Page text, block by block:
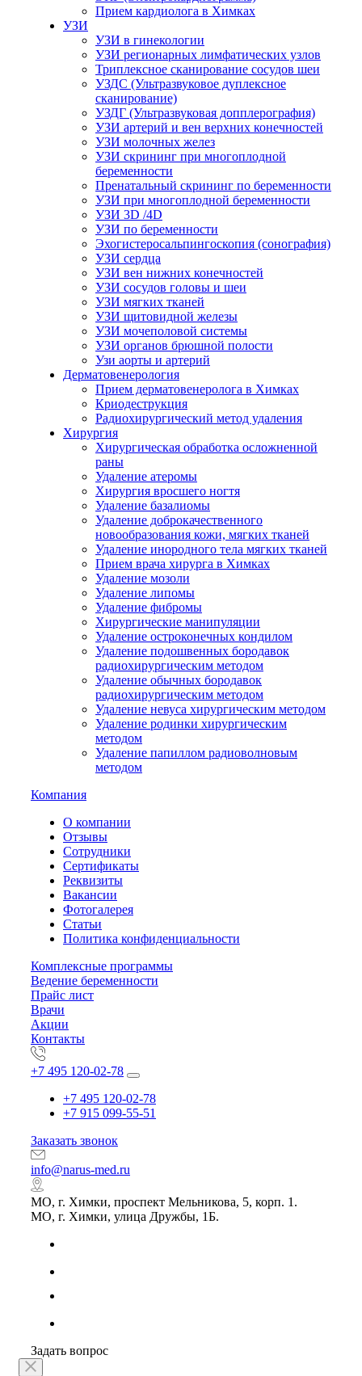
Прием кардиолога в Химках
УЗИ
УЗИ в гинекологии
УЗИ регионарных лимфатических узлов
Триплексное сканирование сосудов шеи
УЗДС (Ультразвуковое дуплексное
сканирование)
УЗДГ (Ультразвуковая допплерография)
УЗИ артерий и вен верхних конечностей
УЗИ молочных желез
УЗИ скрининг при многоплодной
беременности
Пренатальный скрининг по беременности
УЗИ при многоплодной беременности
УЗИ 3D /4D
УЗИ по беременности
Эхогистеросальпингоскопия (сонография)
УЗИ сердца
УЗИ вен нижних конечностей
УЗИ сосудов головы и шеи
УЗИ мягких тканей
УЗИ щитовидной железы
УЗИ мочеполовой системы
УЗИ органов брюшной полости
Узи аорты и артерий
Дерматовенерология
Прием дерматовенеролога в Химках
Криодеструкция
Радиохирургический метод удаления
Хирургия
Хирургическая обработка осложненной
раны
Удаление атеромы
Хирургия вросшего ногтя
Удаление базалиомы
Удаление доброкачественного
новообразования кожи, мягких тканей
Удаление инородного тела мягких тканей
Прием врача хирурга в Химках
Удаление мозоли
Удаление липомы
Удаление фибромы
Хирургические манипуляции
Удаление остроконечных кондилом
Удаление подошвенных бородавок
радиохирургическим методом
Удаление обычных бородавок
радиохирургическим методом
Удаление невуса хирургическим методом
Удаление родинки хирургическим
методом
Удаление папиллом радиоволновым
методом
Компания
О компании
Отзывы
Сотрудники
Сертификаты
Реквизиты
Вакансии
Фотогалерея
Статьи
Политика конфиденциальности
Комплексные программы
Ведение беременности
Прайс лист
Врачи
Акции
Контакты
+7 495 120-02-78
+7 495 120-02-78
+7 915 099-55-51
Заказать звонок
info@narus-med.ru
МО, г. Химки, проспект Мельникова, 5, корп. 1.
МО, г. Химки, улица Дружбы, 1Б.
Задать вопрос